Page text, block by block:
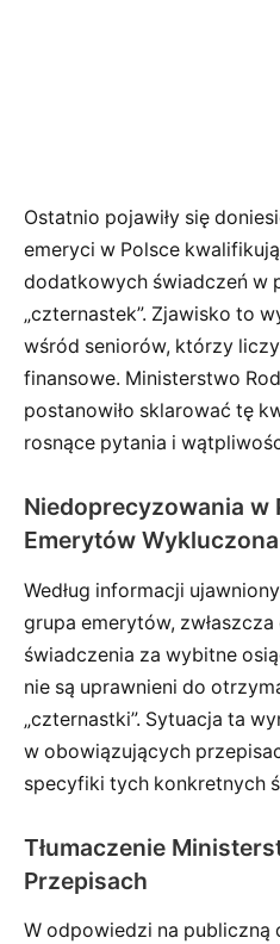
Ostatnio pojawiły się
emeryci w Polsce
dodatkowych świadczeń w
„czternastek”. Zjawisko to
wśród seniorów, którzy
finansowe. Ministerstwo
postanowiło sklarować tę
rosnące pytania i
Niedoprecyzowania w
Emerytów
Według informacji
grupa emerytów,
świadczenia za wybitne
nie są uprawnieni do
„czternastki”. Sytuacja ta
w obowiązujących
specyfiki tych konkretnych
Tłumaczenie
Przepisach
W odpowiedzi na publiczną